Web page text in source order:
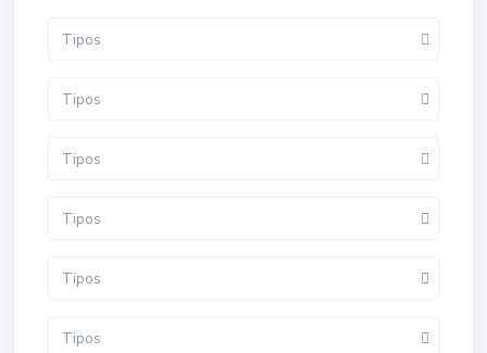
Tipos
Tipos
Tipos
Tipos
Tipos
Tipos